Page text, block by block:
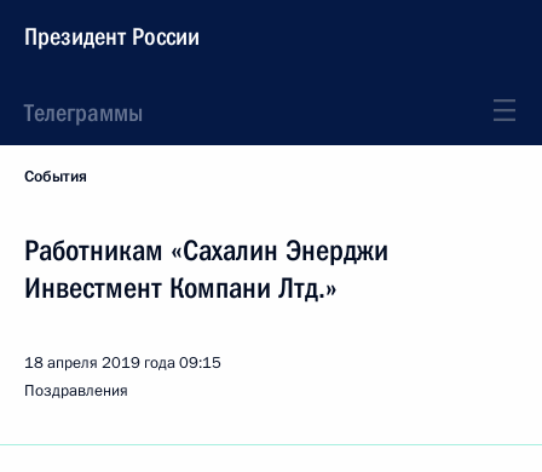
Президент России
Телеграммы
События
Работникам «Сахалин Энерджи
Инвестмент Компани Лтд.»
18 апреля 2019 года09:15
Поздравления